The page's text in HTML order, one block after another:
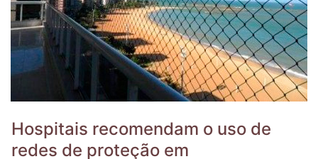
Hospitais recomendam o uso de
redes de proteção em